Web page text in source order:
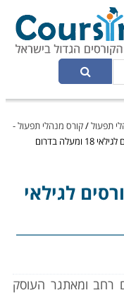
תפעול/קורס מנהלי תפעול -
בדרום
לגילאי
רחב ומאתגר העוסק